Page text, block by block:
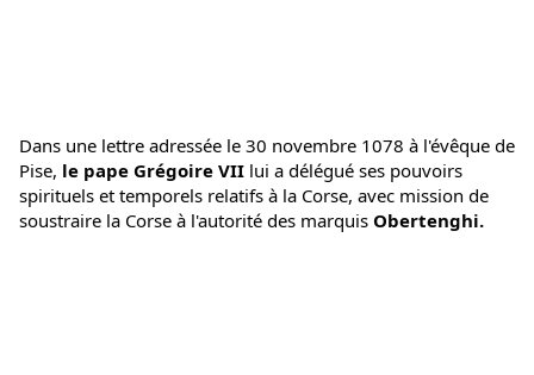
Dans une lettre adressée le 30 novembre 1078 à l'évêque de
Pise, le pape Grégoire VII lui a délégué ses pouvoirs
spirituels et temporels relatifs à la Corse, avec mission de
soustraire la Corse à l'autorité des marquis Obertenghi.